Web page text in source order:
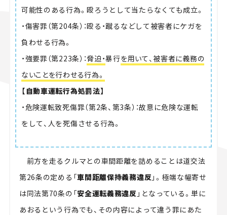
可能性のある行為。殴ろうとして当たらなくても成立。
・傷害罪（第204条）：殴る・蹴るなどして被害者にケガを
負わせる行為。
・強要罪（第223条）：脅迫・暴行を用いて、被害者に義務の
ないことを行わせる行為。
【自動車運転行為処罰法】
・危険運転致死傷罪（第2条、第3条）：故意に危険な運転
をして、人を死傷させる行為。
前方を走るクルマとの車間距離を詰めることは道交法
第26条の定める「車間距離保持義務違反」。極端な幅寄せ
は同法第70条の「安全運転義務違反 」となっている。単に
あおるという行為でも、その内容によって違う罪にあた